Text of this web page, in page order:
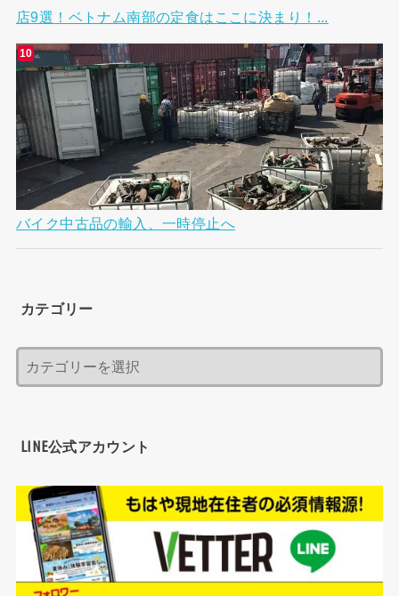
店9選！ベトナム南部の定食はここに決まり！...
バイク中古品の輸入、一時停止へ
カテゴリー
LINE公式アカウント